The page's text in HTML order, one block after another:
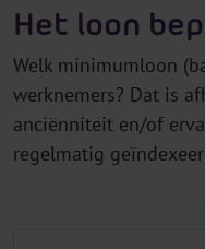
Het loon
Welk minimumloon
werknemers? Dat is
anciënniteit en/of
regelmatig